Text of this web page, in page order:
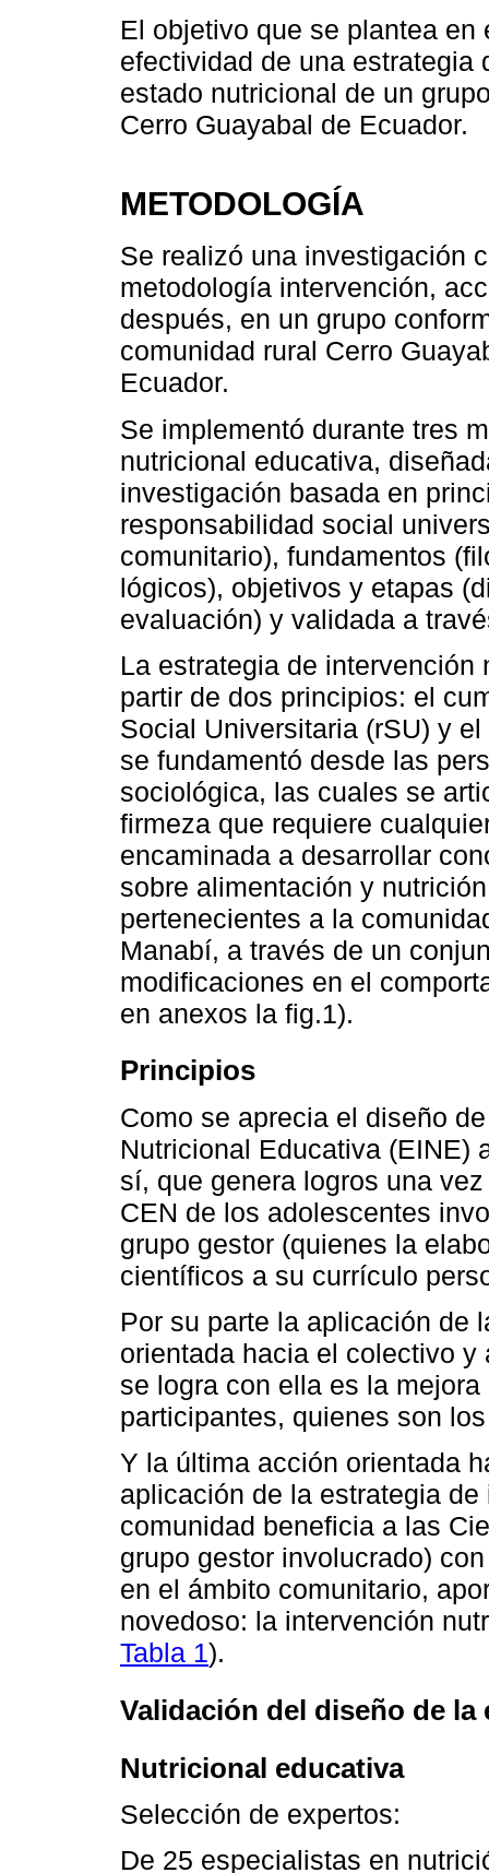
El objetivo que se plantea
efectividad de una estrategia
estado nutricional de un
Cerro Guayabal de Ecuador.
METODOLOGÍA
Se realizó una investigación
metodología intervención,
después, en un grupo
comunidad rural Cerro
Ecuador.
Se implementó durante tres
nutricional educativa,
investigación basada en
responsabilidad social
comunitario), fundamentos
lógicos), objetivos y etapas
evaluación) y validada a
La estrategia de
partir de dos principios: el
Social Universitaria (rSU) y
se fundamentó desde las
sociológica, las cuales se
firmeza que requiere
encaminada a desarrollar
sobre alimentación y
pertenecientes a la
Manabí, a través de un
modificaciones en el
en anexos la fig.1).
Principios
Como se aprecia el diseño
Nutricional Educativa (EINE)
sí, que genera logros una
CEN de los adolescentes
grupo gestor (quienes la
científicos a su currículo
Por su parte la aplicación de
orientada hacia el colectivo
se logra con ella es la
participantes, quienes son
Y la última acción orientada
aplicación de la estrategia
comunidad beneficia a las
grupo gestor involucrado)
en el ámbito comunitario,
novedoso: la intervención
Tabla 1).
Validación del diseño de
Nutricional educativa
Selección de expertos:
De 25 especialistas en